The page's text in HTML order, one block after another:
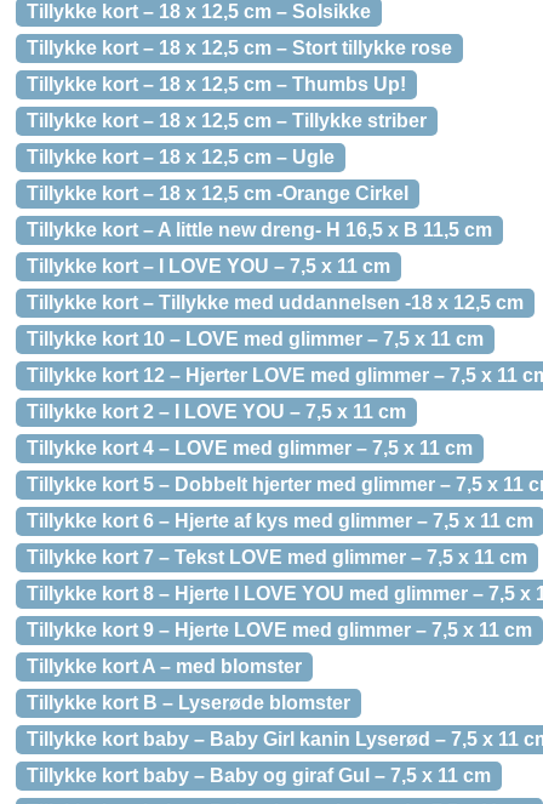
Tillykke kort – 18 x 12,5 cm – Solsikke
Tillykke kort – 18 x 12,5 cm – Stort tillykke rose
Tillykke kort – 18 x 12,5 cm – Thumbs Up!
Tillykke kort – 18 x 12,5 cm – Tillykke striber
Tillykke kort – 18 x 12,5 cm – Ugle
Tillykke kort – 18 x 12,5 cm -Orange Cirkel
Tillykke kort – A little new dreng- H 16,5 x B 11,5 cm
Tillykke kort – I LOVE YOU – 7,5 x 11 cm
Tillykke kort – Tillykke med uddannelsen -18 x 12,5 cm
Tillykke kort 10 – LOVE med glimmer – 7,5 x 11 cm
Tillykke kort 12 – Hjerter LOVE med glimmer – 7,5 x 11
Tillykke kort 2 – I LOVE YOU – 7,5 x 11 cm
Tillykke kort 4 – LOVE med glimmer – 7,5 x 11 cm
Tillykke kort 5 – Dobbelt hjerter med glimmer – 7,5 x 11
Tillykke kort 6 – Hjerte af kys med glimmer – 7,5 x 11 cm
Tillykke kort 7 – Tekst LOVE med glimmer – 7,5 x 11 cm
Tillykke kort 8 – Hjerte I LOVE YOU med glimmer – 7,5 x
Tillykke kort 9 – Hjerte LOVE med glimmer – 7,5 x 11 cm
Tillykke kort A – med blomster
Tillykke kort B – Lyserøde blomster
Tillykke kort baby – Baby Girl kanin Lyserød – 7,5 x 11
Tillykke kort baby – Baby og giraf Gul – 7,5 x 11 cm